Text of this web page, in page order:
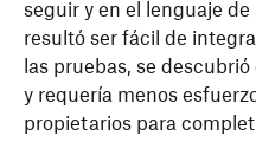
seguir y en el lenguaje
resultó ser fácil de
las pruebas, se
y requería menos
propietarios para